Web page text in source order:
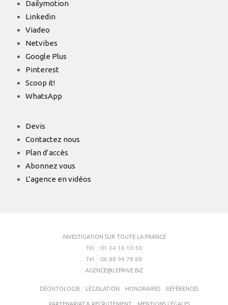
Dailymotion
Linkedin
Viadeo
Netvibes
Google Plus
Pinterest
Scoop it!
WhatsApp
Devis
Contactez nous
Plan d’accès
Abonnez vous
L’agence en vidéos
INVESTIGATION SUR TOUTE LA FRANCE
Tél. : 01 34 16 10 50
Tél. : 06 88 94 78 88
AGENCE@LEPRIVE.BIZ
DÉONTOLOGIE LÉGISLATION HONORAIRES RÉFÉRENCES